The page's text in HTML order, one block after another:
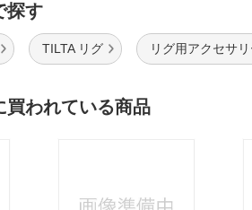
探す
TILTA リグ リグ用アクセサ
買われている商品